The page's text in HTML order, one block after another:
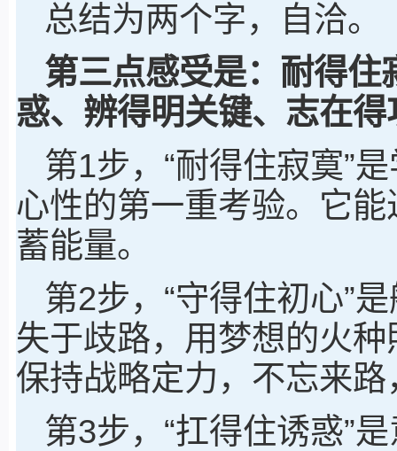
总结为两个字，自洽。
第三点感受是：耐得住
惑、辨得明关键、志在得
第1步，“耐得住寂寞”
心性的第一重考验。它
蓄能量。
第2步，“守得住初心”
失于歧路，用梦想的火
保持战略定力，不忘来
第3步，“扛得住诱惑”